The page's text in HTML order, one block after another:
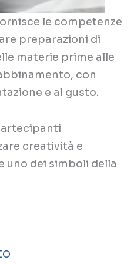
le competenze
preparazioni di
materie prime alle
con
e al gusto.
creatività e
uno dei simboli della